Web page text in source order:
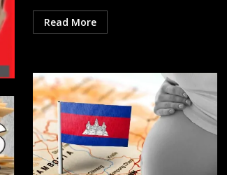
Read More